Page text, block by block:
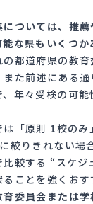
については、推
な県もいくつか
都道府県の教
た前述にある
年々受検の可
「原則 1校のみ
絞りきれない場
較する “スケジ
ことを強くおす
育委員会または学